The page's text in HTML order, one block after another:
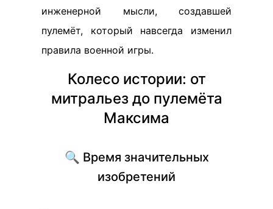
инженерной мысли, создавшей
пулемёт, который навсегда изменил
правила военной игры.
Колесо истории: от
митральез до пулемёта
Максима
🔍 Время значительных
изобретений